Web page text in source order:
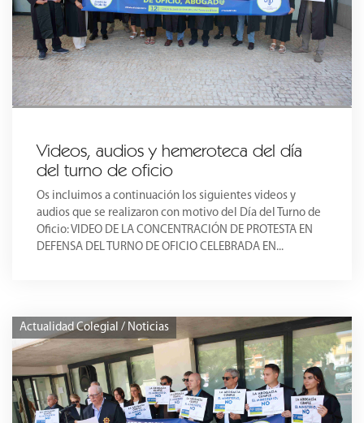
Videos, audios y hemeroteca del día
del turno de oficio
Os incluimos a continuación los siguientes videos y
audios que se realizaron con motivo del Día del Turno de
Oficio: VIDEO DE LA CONCENTRACIÓN DE PROTESTA EN
DEFENSA DEL TURNO DE OFICIO CELEBRADA EN...
Actualidad Colegial / Noticias